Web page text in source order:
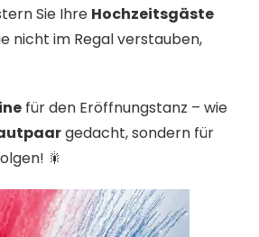
Sie Ihre Hochzeitsgäste
nicht im Regal verstauben,
für den Eröffnungstanz – wie
gedacht, sondern für
🎇